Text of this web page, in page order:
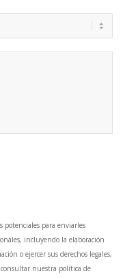
potenciales para enviarles
incluyendo la elaboración
o ejercer sus derechos legales,
nuestra política de